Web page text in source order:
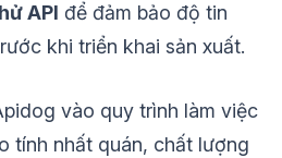
API để đảm bảo độ tin
khi triển khai sản xuất.
vào quy trình làm việc
tính nhất quán, chất lượng